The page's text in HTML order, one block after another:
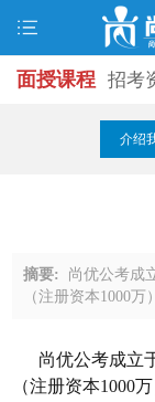
面授课程 招考
成
服务信息
介绍
摘要: 尚优公考成
（注册资本1000
尚优公考成立于
（注册资本1000